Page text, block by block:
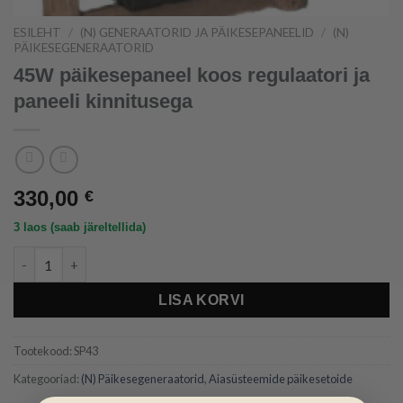
ESILEHT / (N) GENERAATORID JA PÄIKESEPANEELID / (N)
PÄIKESEGENERAATORID
45W päikesepaneel koos regulaatori ja
paneeli kinnitusega
330,00 €
3 laos (saab järeltellida)
LISA KORVI
Tootekood: SP43
Kategooriad: (N) Päikesegeneraatorid,Aiasüsteemide päikesetoide